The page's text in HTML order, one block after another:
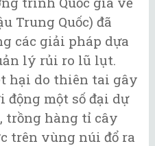
Trung Quốc) đã
các giải pháp dựa
lý rủi ro lũ lụt.
hại do thiên tai gây
động một số đại dự
trồng hàng tỉ cây
trên vùng núi đổ ra